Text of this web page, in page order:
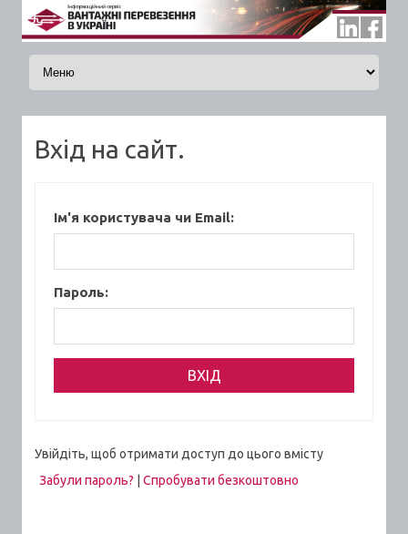
Skip to content
Вхід на сайт.
Ім'я користувача чи Email:
Пароль:
Увійдіть, щоб отримати доступ до цього вмісту
Забули пароль?
Спробувати безкоштовно